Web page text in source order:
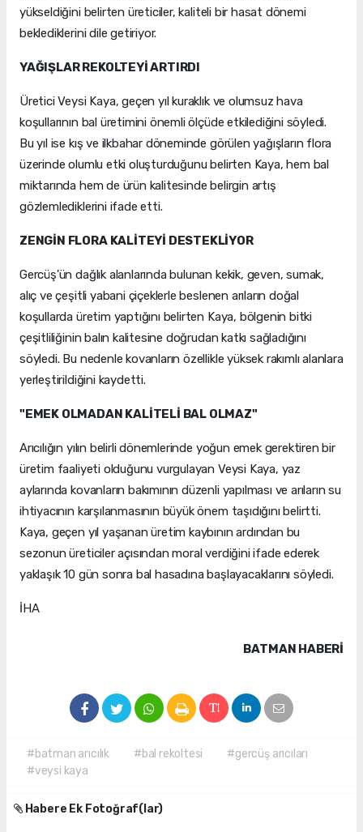
yükseldiğini belirten üreticiler, kaliteli bir hasat dönemi
beklediklerini dile getiriyor.
YAĞIŞLAR REKOLTEYİ ARTIRDI
Üretici Veysi Kaya, geçen yıl kuraklık ve olumsuz hava
koşullarının bal üretimini önemli ölçüde etkilediğini söyledi.
Bu yıl ise kış ve ilkbahar döneminde görülen yağışların flora
üzerinde olumlu etki oluşturduğunu belirten Kaya, hem bal
miktarında hem de ürün kalitesinde belirgin artış
gözlemlediklerini ifade etti.
ZENGİN FLORA KALİTEYİ DESTEKLİYOR
Gercüş'ün dağlık alanlarında bulunan kekik, geven, sumak,
alıç ve çeşitli yabani çiçeklerle beslenen arıların doğal
koşullarda üretim yaptığını belirten Kaya, bölgenin bitki
çeşitliliğinin balın kalitesine doğrudan katkı sağladığını
söyledi. Bu nedenle kovanların özellikle yüksek rakımlı alanlara
yerleştirildiğini kaydetti.
"EMEK OLMADAN KALİTELİ BAL OLMAZ"
Arıcılığın yılın belirli dönemlerinde yoğun emek gerektiren bir
üretim faaliyeti olduğunu vurgulayan Veysi Kaya, yaz
aylarında kovanların bakımının düzenli yapılması ve arıların su
ihtiyacının karşılanmasının büyük önem taşıdığını belirtti.
Kaya, geçen yıl yaşanan üretim kaybının ardından bu
sezonun üreticiler açısından moral verdiğini ifade ederek
yaklaşık 10 gün sonra bal hasadına başlayacaklarını söyledi.
İHA
BATMAN HABERİ
#batman arıcılık #bal rekoltesi
#gercüş arıcıları
#veysi kaya
Habere Ek Fotoğraf(lar)